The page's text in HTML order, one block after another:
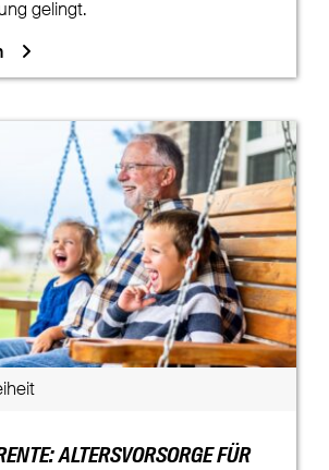
gelingt.
ALTERSVORSORGE FÜR